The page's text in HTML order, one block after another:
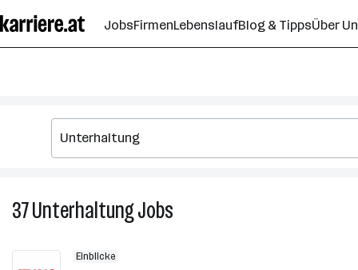
Seiteninhalt
springen
JobsFirmenLebenslaufBlog & TippsÜber
37UnterhaltungJobs
Einblicke